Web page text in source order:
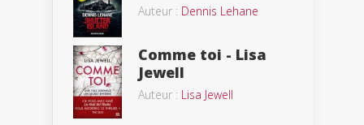
Auteur : Dennis Lehane
Comme toi - Lisa
Jewell
Auteur : Lisa Jewell